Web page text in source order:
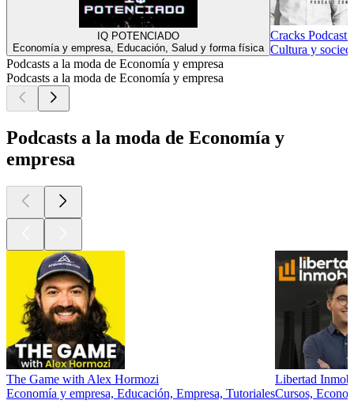
IQ POTENCIADO
Economía y empresa, Educación, Salud y forma física
Cracks Podcast
Cultura y
Podcasts a la moda de Economía y empresa
Podcasts a la moda de Economía y empresa
Podcasts a la moda de Economía y
empresa
The Game with Alex Hormozi
Economía y empresa, Educación, Empresa, Tutoriales
Libertad
Cursos,